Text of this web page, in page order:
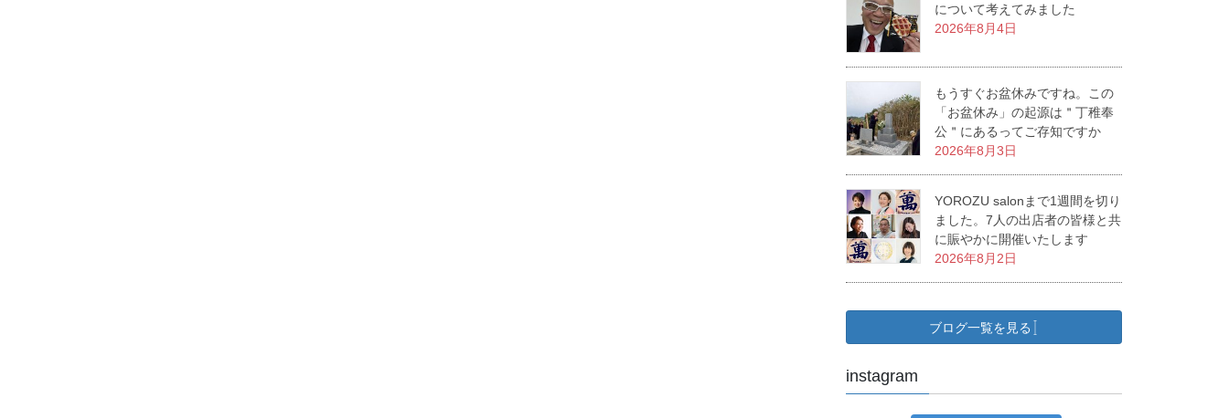
について考えてみました
2026年8月4日
もうすぐお盆休みですね。この
「お盆休み」の起源は＂丁稚奉
公＂にあるってご存知ですか
2026年8月3日
YOROZU salonまで1週間を切り
ました。7人の出店者の皆様と共
に賑やかに開催いたします
2026年8月2日
ブログ一覧を見る
instagram